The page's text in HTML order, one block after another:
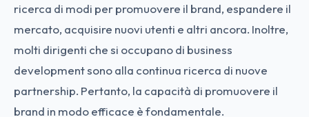
ricerca di modi per promuovere il brand, espandere il
mercato, acquisire nuovi utenti e altri ancora. Inoltre,
molti dirigenti che si occupano di business
development sono alla continua ricerca di nuove
partnership. Pertanto, la capacità di promuovere il
brand in modo efficace è fondamentale.